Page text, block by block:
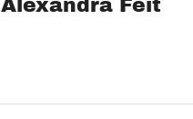
Alexandra Feit